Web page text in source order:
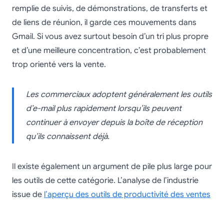
remplie de suivis, de démonstrations, de transferts et
de liens de réunion, il garde ces mouvements dans
Gmail. Si vous avez surtout besoin d’un tri plus propre
et d’une meilleure concentration, c’est probablement
trop orienté vers la vente.
Les commerciaux adoptent généralement les outils
d’e-mail plus rapidement lorsqu’ils peuvent
continuer à envoyer depuis la boîte de réception
qu’ils connaissent déjà.
Il existe également un argument de pile plus large pour
les outils de cette catégorie. L’analyse de l’industrie
issue de l’aperçu des outils de productivité des ventes